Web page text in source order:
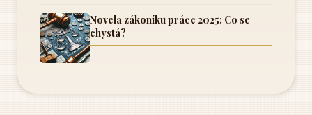
Novela zákoníku práce 2025: Co se
chystá?